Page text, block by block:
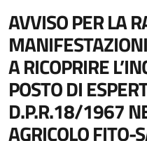
AVVISO PER LA
A RICOPRIRE
POSTO DI
D.P.R.18/1967
AGRICOLO FITO-